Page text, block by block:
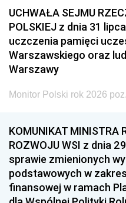
UCHWAŁA SEJMU
POLSKIEJ z dnia 31
uczczenia pamięci
Warszawskiego oraz
Warszawy
Monitor Polski rok 2026
KOMUNIKAT MINISTRA
ROZWOJU WSI z dnia
sprawie zmienionych
podstawowych w
finansowej w ramach